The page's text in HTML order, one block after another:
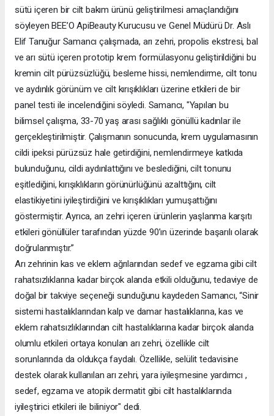
sütü içeren bir cilt bakım ürünü geliştirilmesi amaçlandığını
söyleyen BEE’O ApiBeauty Kurucusu ve Genel Müdürü Dr. Aslı
Elif Tanuğur Samancı çalışmada, arı zehri, propolis ekstresi, bal
ve arı sütü içeren prototip krem formülasyonu geliştirildiğini bu
kremin cilt pürüzsüzlüğü, besleme hissi, nemlendirme, cilt tonu
ve aydınlık görünüm ve cilt kırışıklıkları üzerine etkileri de bir
panel testi ile incelendiğini söyledi. Samancı, "Yapılan bu
bilimsel çalışma, 33-70 yaş arası sağlıklı gönüllü kadınlar ile
gerçekleştirilmiştir. Çalışmanın sonucunda, krem uygulamasının
cildi ipeksi pürüzsüz hale getirdiğini, nemlendirmeye katkıda
bulunduğunu, cildi aydınlattığını ve beslediğini, cilt tonunu
eşitlediğini, kırışıklıkların görünürlüğünü azalttığını, cilt
elastikiyetini iyileştirdiğini ve kırışıklıkları yumuşattığını
göstermiştir. Ayrıca, arı zehri içeren ürünlerin yaşlanma karşıtı
etkileri gönüllüler tarafından yüzde 90’ın üzerinde başarılı olarak
doğrulanmıştır.”
Arı zehrinin kas ve eklem ağrılarından sedef ve egzama gibi cilt
rahatsızlıklarına kadar birçok alanda etkili olduğunu, tedaviye de
doğal bir takviye seçeneği sunduğunu kaydeden Samancı, “Sinir
sistemi hastalıklarından kalp ve damar hastalıklarına, kas ve
eklem rahatsızlıklarından cilt hastalıklarına kadar birçok alanda
olumlu etkileri ortaya konulan arı zehri, özellikle cilt
sorunlarında da oldukça faydalı. Özellikle, selülit tedavisine
destek olarak kullanılan arı zehri, yara iyileşmesine yardımcı ,
sedef, egzama ve atopik dermatit gibi cilt hastalıklarında
iyileştirici etkileri ile biliniyor" dedi.